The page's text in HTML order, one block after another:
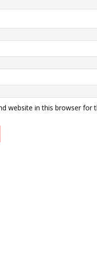
website in this browser for